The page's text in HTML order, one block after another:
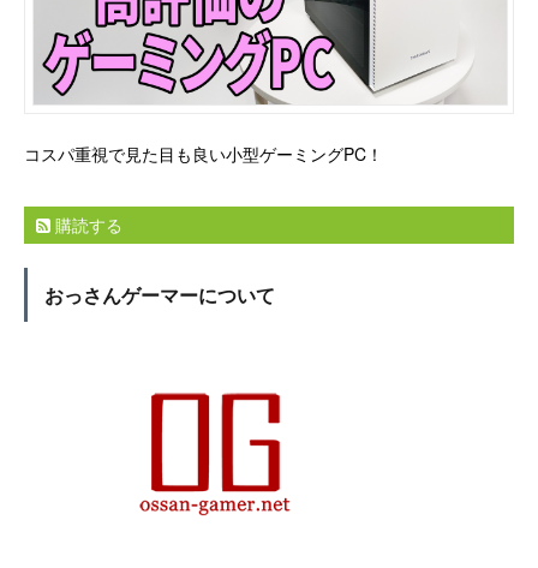
コスパ重視で見た目も良い小型ゲーミングPC！
購読する
おっさんゲーマーについて